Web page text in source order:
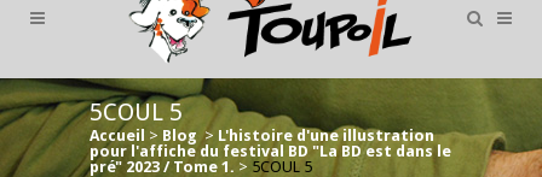
5COUL 5
Accueil > Blog > L'histoire d'une illustration
pour l'affiche du festival BD "La BD est dans le
pré" 2023 / Tome 1. > 5COUL 5